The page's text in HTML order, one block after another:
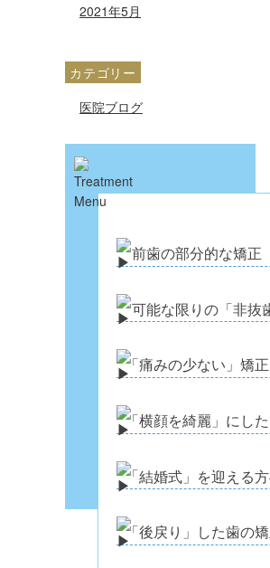
2021年5月
カテゴリー
医院ブログ
前歯の部分的な矯正
可能な限りの「非抜
「痛みの少ない」矯
「横顔を綺麗」にし
「結婚式」を迎える
「後戻り」した歯の